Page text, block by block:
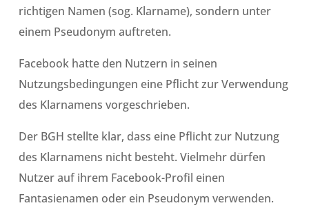
richtigen Namen (sog. Klarname), sondern unter
einem Pseudonym auftreten.
Facebook hatte den Nutzern in seinen
Nutzungsbedingungen eine Pflicht zur Verwendung
des Klarnamens vorgeschrieben.
Der BGH stellte klar, dass eine Pflicht zur Nutzung
des Klarnamens nicht besteht. Vielmehr dürfen
Nutzer auf ihrem Facebook-Profil einen
Fantasienamen oder ein Pseudonym verwenden.